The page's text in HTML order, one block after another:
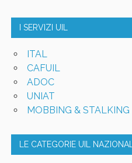
I SERVIZI UIL
ITAL
CAFUIL
ADOC
UNIAT
MOBBING & STALKING
LE CATEGORIE UIL NAZIONALI